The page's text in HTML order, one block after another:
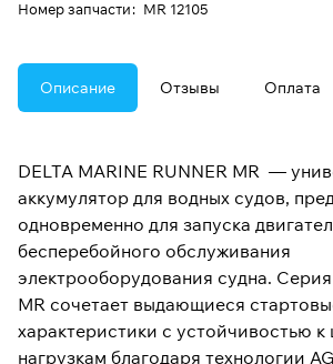
Номер запчасти: MR 12105
Описание Отзывы Оплата
DELTA MARINE RUNNER MR —
аккумулятор для водных судов,
одновременно для запуска
бесперебойного обслуживания
электрооборудования судна.
MR сочетает выдающиеся
характеристики с устойчивостью
нагрузкам благодаря технологии